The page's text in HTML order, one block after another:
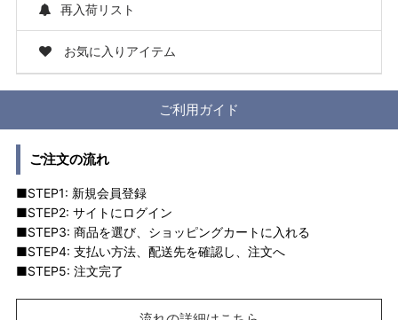
再入荷リスト
お気に入りアイテム
ご利用ガイド
ご注文の流れ
■STEP1: 新規会員登録
■STEP2: サイトにログイン
■STEP3: 商品を選び、ショッピングカートに入れる
■STEP4: 支払い方法、配送先を確認し、注文へ
■STEP5: 注文完了